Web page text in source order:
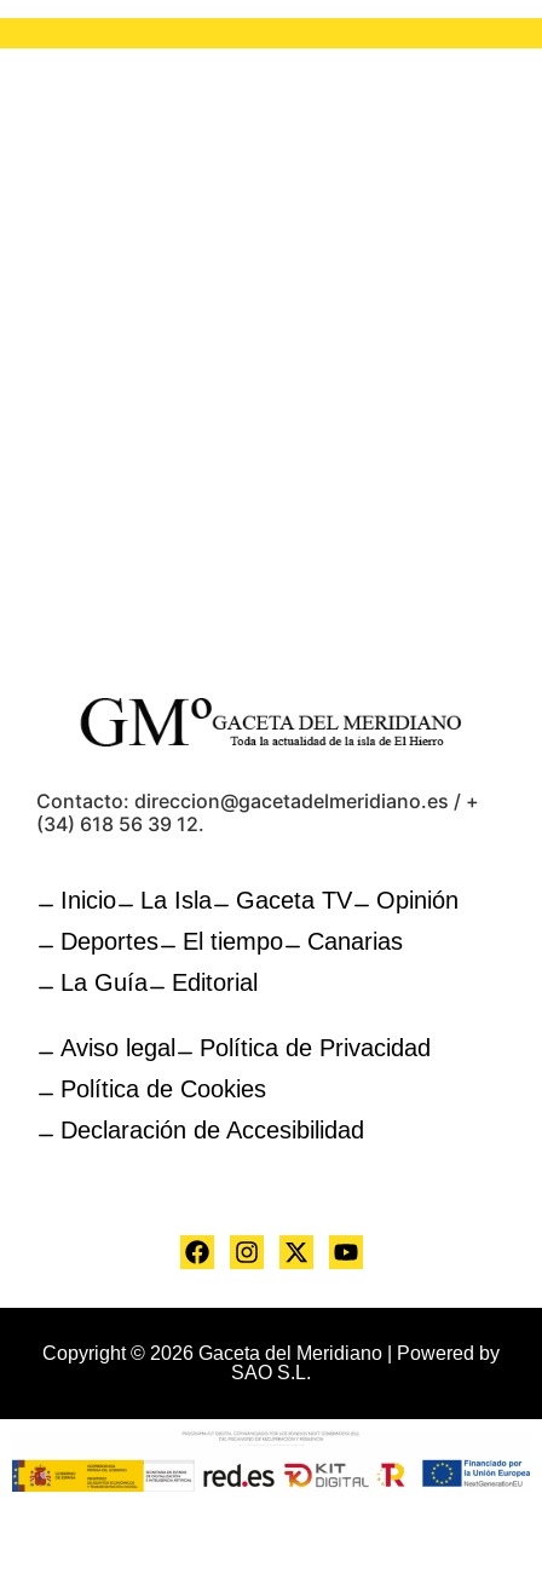
Contacto: direccion@gacetadelmeridiano.es / +
(34) 618 56 39 12.
Inicio La Isla Gaceta TV
Opinión
Deportes
El tiempo
Canarias
La Guía
Editorial
Aviso legal
Política de Privacidad
Política de Cookies
Declaración de Accesibilidad
Copyright © 2026 Gaceta del Meridiano | Powered by
SAO S.L.